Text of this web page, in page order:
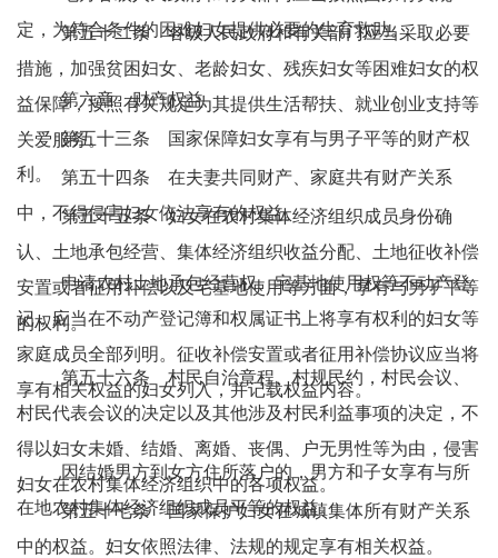
定，为符合条件的困难妇女提供必要的生育救助。
第五十二条 各级人民政府和有关部门应当采取必要
措施，加强贫困妇女、老龄妇女、残疾妇女等困难妇女的权
益保障，按照有关规定为其提供生活帮扶、就业创业支持等
关爱服务。
第六章 财产权益
第五十三条 国家保障妇女享有与男子平等的财产权
利。
第五十四条 在夫妻共同财产、家庭共有财产关系
中，不得侵害妇女依法享有的权益。
第五十五条 妇女在农村集体经济组织成员身份确
认、土地承包经营、集体经济组织收益分配、土地征收补偿
安置或者征用补偿以及宅基地使用等方面，享有与男子平等
的权利。
申请农村土地承包经营权、宅基地使用权等不动产登
记，应当在不动产登记簿和权属证书上将享有权利的妇女等
家庭成员全部列明。征收补偿安置或者征用补偿协议应当将
享有相关权益的妇女列入，并记载权益内容。
第五十六条 村民自治章程、村规民约，村民会议、
村民代表会议的决定以及其他涉及村民利益事项的决定，不
得以妇女未婚、结婚、离婚、丧偶、户无男性等为由，侵害
妇女在农村集体经济组织中的各项权益。
因结婚男方到女方住所落户的，男方和子女享有与所
在地农村集体经济组织成员平等的权益。
第五十七条 国家保护妇女在城镇集体所有财产关系
中的权益。妇女依照法律、法规的规定享有相关权益。